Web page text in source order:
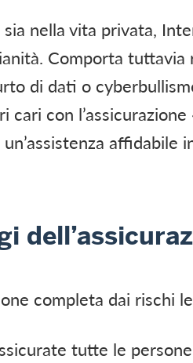
sia nella vita privata,
Comporta tuttavia
di dati o
cari con
affidabile
completa dai rischi
tutte le